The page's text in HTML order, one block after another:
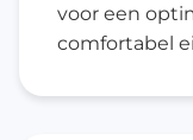
voor een
comfortabel